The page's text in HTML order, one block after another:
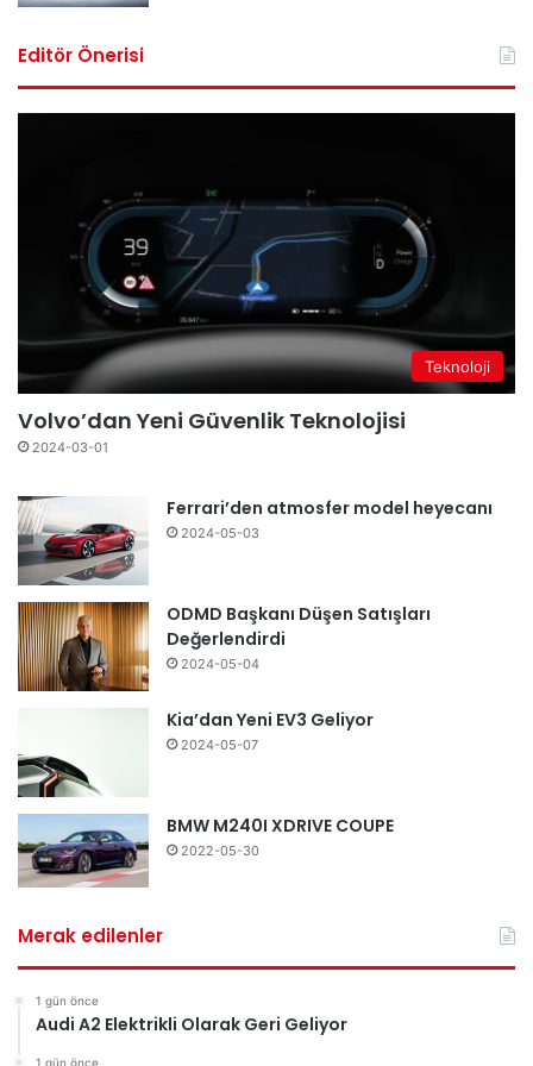
Editör Önerisi
Teknoloji
Volvo’dan Yeni Güvenlik Teknolojisi
2024-03-01
Ferrari’den atmosfer model heyecanı
2024-05-03
ODMD Başkanı Düşen Satışları
Değerlendirdi
2024-05-04
Kia’dan Yeni EV3 Geliyor
2024-05-07
BMW M240I XDRIVE COUPE
2022-05-30
Merak edilenler
1 gün önce
Audi A2 Elektrikli Olarak Geri Geliyor
1 gün önce